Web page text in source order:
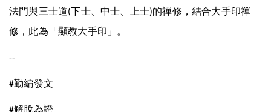
法門與三士道(下士、中士、上士)的禪修，結合大手印禪
修，此為「顯教大手印」。
--
#勤編發文
解脫為證